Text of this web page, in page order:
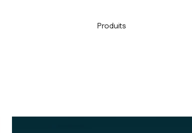
Produits